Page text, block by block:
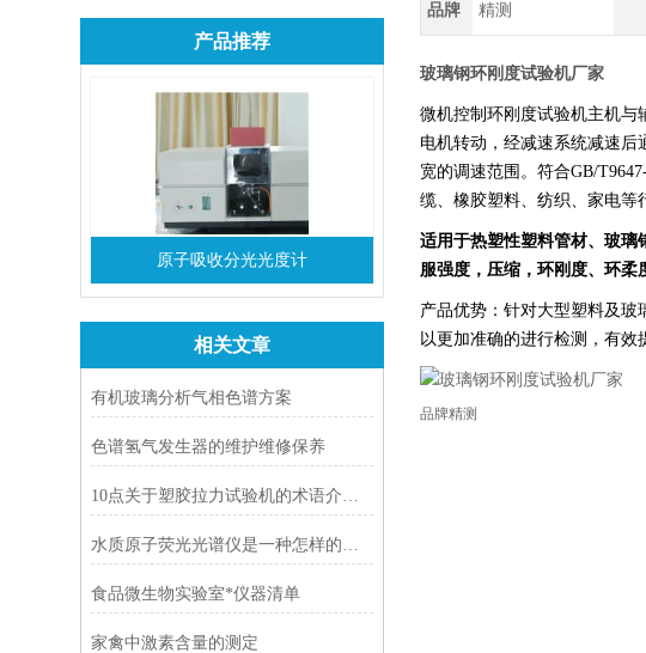
产品推荐
原子吸收分光光度计
相关文章
有机玻璃分析气相色谱方案
色谱氢气发生器的维护维修保养
10点关于塑胶拉力试验机的术语介绍，赶紧收藏吧！
水质原子荧光光谱仪是一种怎样的分析仪器呢
食品微生物实验室*仪器清单
家禽中激素含量的测定
品牌 精测
玻璃钢环刚度试验机厂家
微机控制环刚度试验机主机与
电机转动，经减速系统减速
宽的调速范围。符合GB/
缆、橡胶塑料、纺织、家电等
适用于热塑性塑料管材、玻璃
服强度，压缩，环刚度、环
产品优势：针对大型塑料及玻
以更加准确的进行检测，有效
品牌精测